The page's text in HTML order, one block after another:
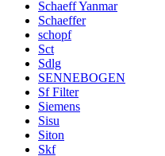
Schaeff Yanmar
Schaeffer
schopf
Sct
Sdlg
SENNEBOGEN
Sf Filter
Siemens
Sisu
Siton
Skf